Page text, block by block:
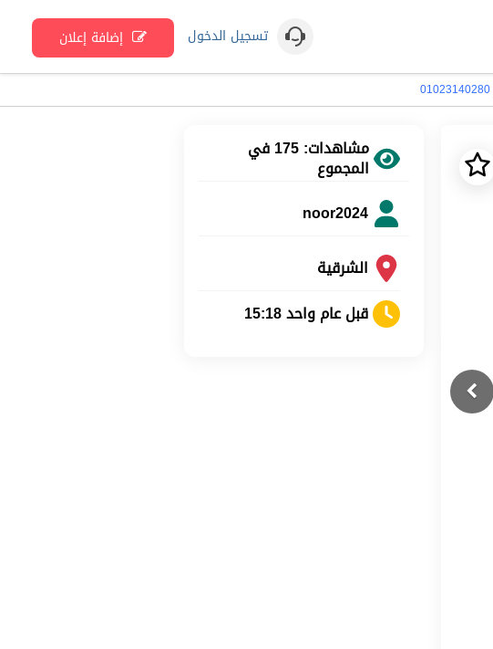
تسجيل الدخول إضافة إعلان
Next
مشاهدات: 175 في
المجموع
noor2024
الشرقية
قبل عام واحد 15:18